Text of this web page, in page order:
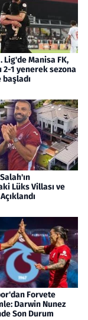
Lig'de Manisa FK,
2-1 yenerek sezona
Lüks Villası ve
Forvete
Darwin Nunez
Son Durum